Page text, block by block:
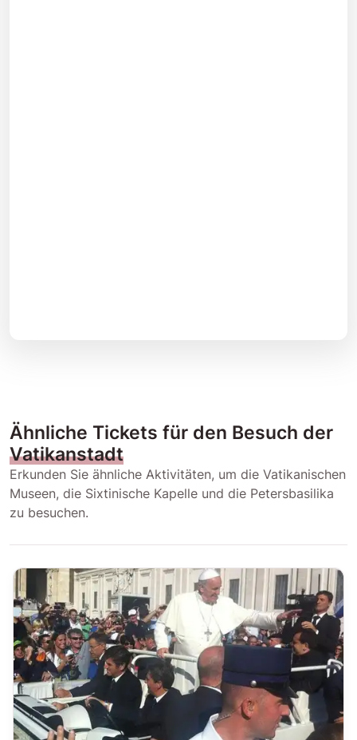
Ähnliche Tickets für den Besuch der
Vatikanstadt
Erkunden Sie ähnliche Aktivitäten, um die Vatikanischen
Museen, die Sixtinische Kapelle und die Petersbasilika
zu besuchen.